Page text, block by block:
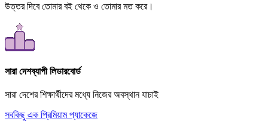
উত্তর দিবে তোমার বই থেকে ও তোমার মত করে।
সারা দেশব্যাপী লিডারবোর্ড
সারা দেশের শিক্ষার্থীদের মধ্যে নিজের অবস্থান যাচাই
সবকিছু এক প্রিমিয়াম প্যাকেজে